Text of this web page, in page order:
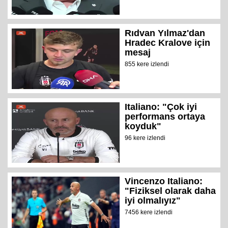
Rıdvan Yılmaz'dan
Hradec Kralove için
mesaj
855 kere izlendi
Italiano: "Çok iyi
performans ortaya
koyduk"
96 kere izlendi
Vincenzo Italiano:
"Fiziksel olarak daha
iyi olmalıyız"
7456 kere izlendi